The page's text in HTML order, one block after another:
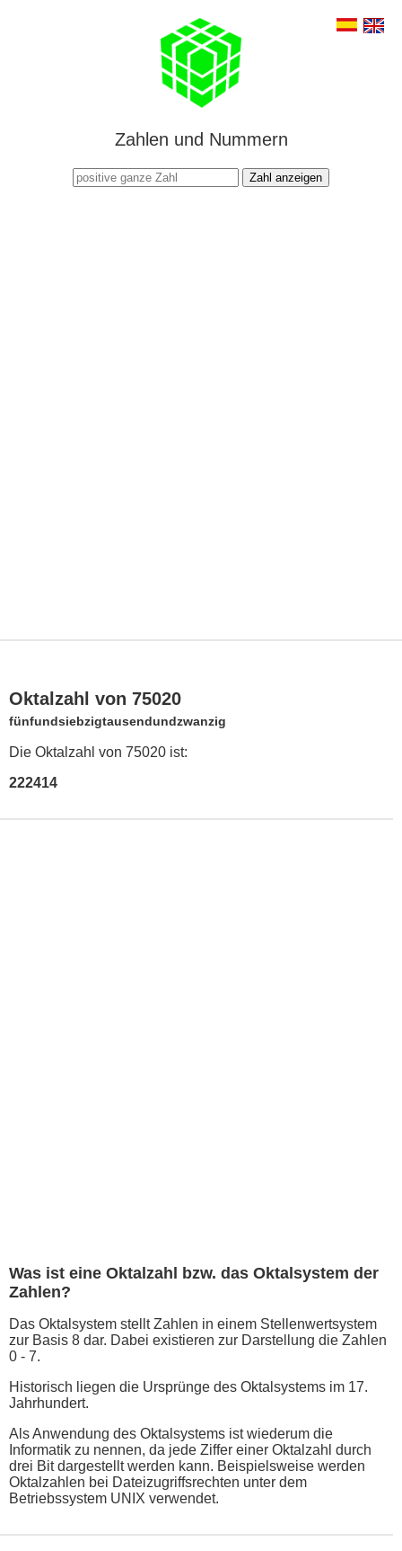
Zahlen und Nummern
Zahl anzeigen
Oktalzahl von 75020
fünfundsiebzigtausendundzwanzig
Die Oktalzahl von 75020 ist:
222414
Was ist eine Oktalzahl bzw. das Oktalsystem der
Zahlen?
Das Oktalsystem stellt Zahlen in einem Stellenwertsystem
zur Basis 8 dar. Dabei existieren zur Darstellung die Zahlen
0 - 7.
Historisch liegen die Ursprünge des Oktalsystems im 17.
Jahrhundert.
Als Anwendung des Oktalsystems ist wiederum die
Informatik zu nennen, da jede Ziffer einer Oktalzahl durch
drei Bit dargestellt werden kann. Beispielsweise werden
Oktalzahlen bei Dateizugriffsrechten unter dem
Betriebssystem UNIX verwendet.